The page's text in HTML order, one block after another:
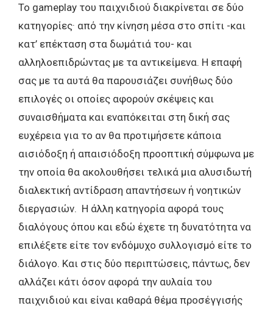
Το gameplay του παιχνιδιού διακρίνεται σε δύο
κατηγορίες· από την κίνηση μέσα στο σπίτι -και
κατ’ επέκταση στα δωμάτιά του- και
αλληλοεπιδρώντας με τα αντικείμενα. Η επαφή
σας με τα αυτά θα παρουσιάζει συνήθως δύο
επιλογές οι οποίες αφορούν σκέψεις και
συναισθήματα και εναπόκειται στη δική σας
ευχέρεια για το αν θα προτιμήσετε κάποια
αισιόδοξη ή απαισιόδοξη προοπτική σύμφωνα με
την οποία θα ακολουθήσει τελικά μια αλυσιδωτή
διαλεκτική αντίδραση απαντήσεων ή νοητικών
διεργασιών. Η άλλη κατηγορία αφορά τους
διαλόγους όπου και εδώ έχετε τη δυνατότητα να
επιλέξετε είτε τον ενδόμυχο συλλογισμό είτε το
διάλογο. Και στις δύο περιπτώσεις, πάντως, δεν
αλλάζει κάτι όσον αφορά την αυλαία του
παιχνιδιού και είναι καθαρά θέμα προσέγγισής